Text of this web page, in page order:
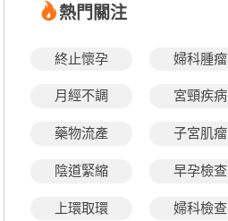
熱門關注
終止懷孕 婦科腫瘤
月經不調 宮頸疾病
藥物流產 子宮肌瘤
陰道緊縮 早孕檢查
上環取環 婦科檢查